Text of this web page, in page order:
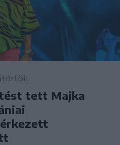
tett Majka